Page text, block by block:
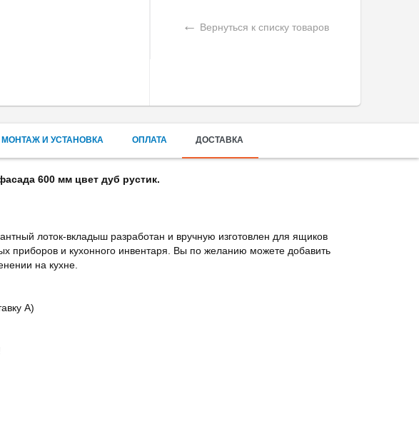
← Вернуться к списку товаров
МОНТАЖ И УСТАНОВКА ОПЛАТА ДОСТАВКА
600 мм цвет дуб рустик.
лоток-вкладыш разработан и вручную изготовлен для ящиков
приборов и кухонного инвентаря. Вы по желанию можете добавить
на кухне.
А)